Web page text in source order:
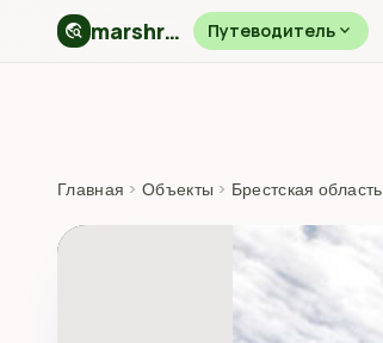
travel_explore marshryt.by Путеводительexpand_more
Главная › Объекты › Брестская область